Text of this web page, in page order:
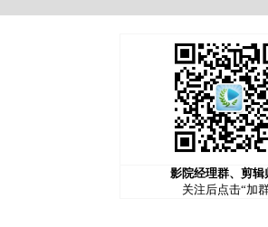
影院经理群、剪辑
关注后点击“加